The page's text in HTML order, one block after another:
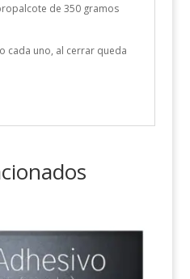
de 350 gramos
cada uno, al cerrar queda